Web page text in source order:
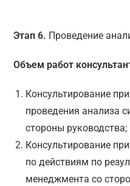
Этап 6. Проведение
Объем работ
Консультирование
проведения анализа
стороны руководства;
Консультирование
по действиям по
менеджмента со